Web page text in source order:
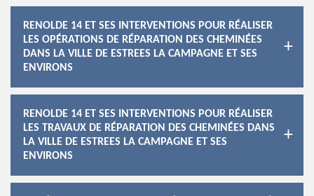
RENOLDE 14 ET SES INTERVENTIONS POUR RÉALISER
LES OPÉRATIONS DE RÉPARATION DES CHEMINÉES
DANS LA VILLE DE ESTREES LA CAMPAGNE ET SES
ENVIRONS
RENOLDE 14 ET SES INTERVENTIONS POUR RÉALISER
LES TRAVAUX DE RÉPARATION DES CHEMINÉES DANS
LA VILLE DE ESTREES LA CAMPAGNE ET SES
ENVIRONS